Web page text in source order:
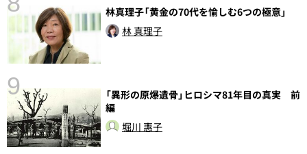
林真理子「黄金の70代を愉しむ6つの極意」
林 真理子
9
「異形の原爆遺骨」ヒロシマ81年目の真実 前
編
堀川 惠子